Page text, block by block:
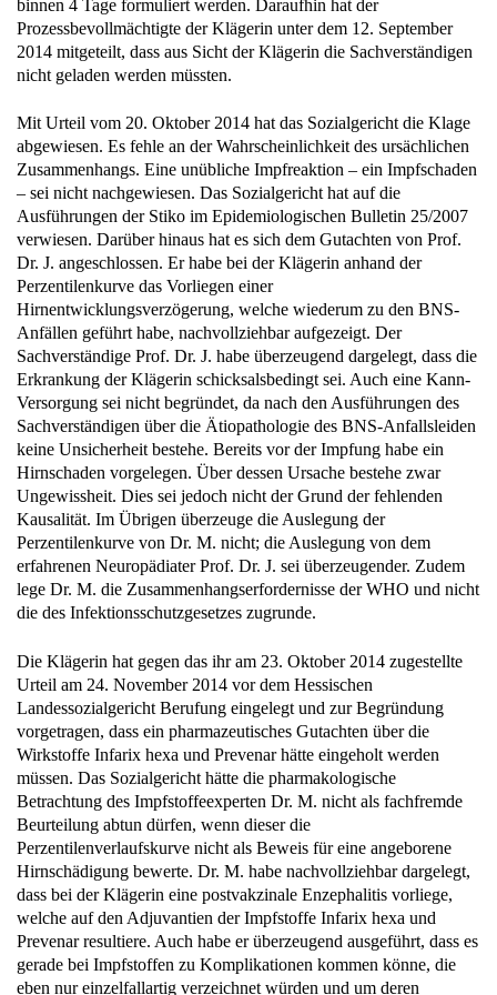
2014 mitgeteilt, dass aus Sicht der Klägerin die Sachverständigen
nicht geladen werden müssten.
abgewiesen. Es fehle an der Wahrscheinlichkeit des ursächlichen
Zusammenhangs. Eine unübliche Impfreaktion – ein Impfschaden
– sei nicht nachgewiesen. Das Sozialgericht hat auf die
Ausführungen der Stiko im Epidemiologischen Bulletin 25/2007
verwiesen. Darüber hinaus hat es sich dem Gutachten von Prof.
Dr. J. angeschlossen. Er habe bei der Klägerin anhand der
Perzentilenkurve das Vorliegen einer
Hirnentwicklungsverzögerung, welche wiederum zu den BNS-
Anfällen geführt habe, nachvollziehbar aufgezeigt. Der
Sachverständige Prof. Dr. J. habe überzeugend dargelegt, dass die
Erkrankung der Klägerin schicksalsbedingt sei. Auch eine Kann-
Versorgung sei nicht begründet, da nach den Ausführungen des
Sachverständigen über die Ätiopathologie des BNS-Anfallsleiden
keine Unsicherheit bestehe. Bereits vor der Impfung habe ein
Hirnschaden vorgelegen. Über dessen Ursache bestehe zwar
Ungewissheit. Dies sei jedoch nicht der Grund der fehlenden
Kausalität. Im Übrigen überzeuge die Auslegung der
Perzentilenkurve von Dr. M. nicht; die Auslegung von dem
erfahrenen Neuropädiater Prof. Dr. J. sei überzeugender. Zudem
lege Dr. M. die Zusammenhangserfordernisse der WHO und nicht
die des Infektionsschutzgesetzes zugrunde.
Urteil am 24. November 2014 vor dem Hessischen
Landessozialgericht Berufung eingelegt und zur Begründung
vorgetragen, dass ein pharmazeutisches Gutachten über die
Wirkstoffe Infarix hexa und Prevenar hätte eingeholt werden
müssen. Das Sozialgericht hätte die pharmakologische
Betrachtung des Impfstoffeexperten Dr. M. nicht als fachfremde
Beurteilung abtun dürfen, wenn dieser die
Perzentilenverlaufskurve nicht als Beweis für eine angeborene
Hirnschädigung bewerte. Dr. M. habe nachvollziehbar dargelegt,
dass bei der Klägerin eine postvakzinale Enzephalitis vorliege,
welche auf den Adjuvantien der Impfstoffe Infarix hexa und
Prevenar resultiere. Auch habe er überzeugend ausgeführt, dass es
gerade bei Impfstoffen zu Komplikationen kommen könne, die
eben nur einzelfallartig verzeichnet würden und um deren
Aufbereitung sich die medizinische Wissenschaft nicht wirklich